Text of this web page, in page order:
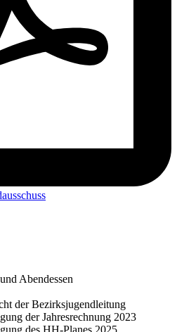
Abendessen
der Bezirksjugendleitung
der Jahresrechnung 2023
des HH-Planes 2025